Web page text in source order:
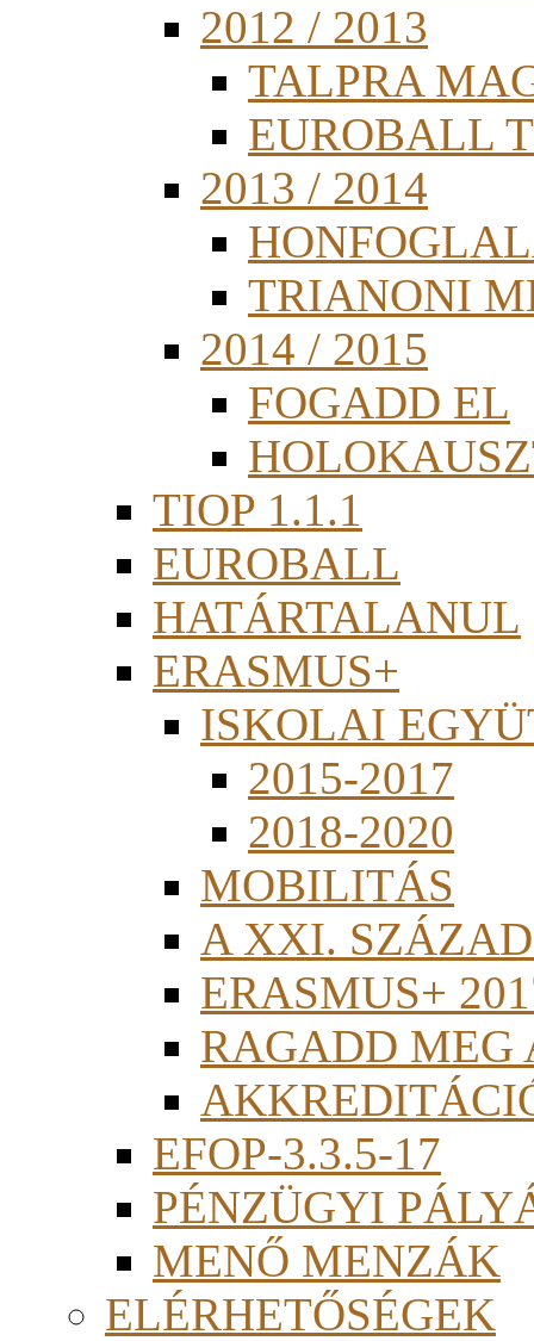
2012 / 2013
TALPRA
EUROBALL
2013 / 2014
TRIANONI
2014 / 2015
FOGADD EL
TIOP 1.1.1
EUROBALL
HATÁRTALANUL
ERASMUS+
ISKOLAI
2015-2017
2018-2020
MOBILITÁS
A XXI.
ERASMUS+
RAGADD MEG
EFOP-3.3.5-17
PÉNZÜGYI
MENŐ MENZÁK
ELÉRHETŐSÉGEK